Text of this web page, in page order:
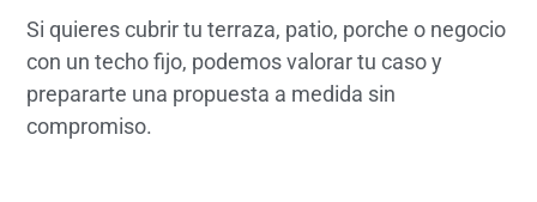
Si quieres cubrir tu terraza, patio, porche o negocio
con un techo fijo, podemos valorar tu caso y
prepararte una propuesta a medida sin
compromiso.